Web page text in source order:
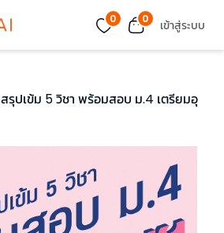
0 0 เข้าสู่ระบบ
สรุปเข้ม 5 วิชา พร้อมสอบ ม.4 เตรียมอุ